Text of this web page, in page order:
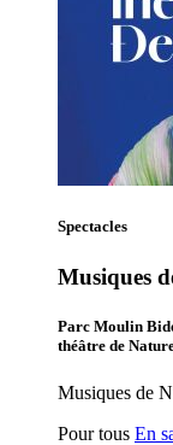
Spectacles
Musiques
Parc Moulin
théâtre de
Musiques de
Pour tous En